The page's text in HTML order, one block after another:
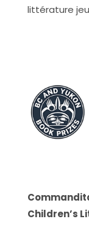
littérature
Children’s